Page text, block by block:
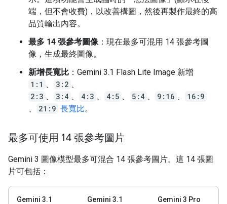
端，但不會收費)，以改善構圖，然後再製作最終的高
品質輸出內容。
最多 14 張參考圖像 ：現在最多可混用 14 張參考圖
像，生成最終圖像。
新增長寬比 ：Gemini 3.1 Flash Lite Image 新增
1:1
3:2
2:3
3:4 4:3 4:5 5:4 9:16
16:9
21:9 長寬比。
最多可使用 14 張參考圖片
Gemini 3 圖像模型最多可混合 14 張參考圖片。這 14 張圖
片可包括：
Gemini 3.1
Gemini 3.1
Gemini 3 Pro